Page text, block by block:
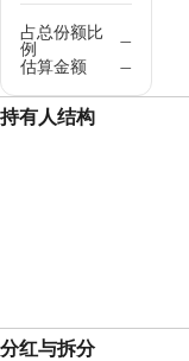
占总份额比
例
—
估算金额
—
持有人结构
分红与拆分